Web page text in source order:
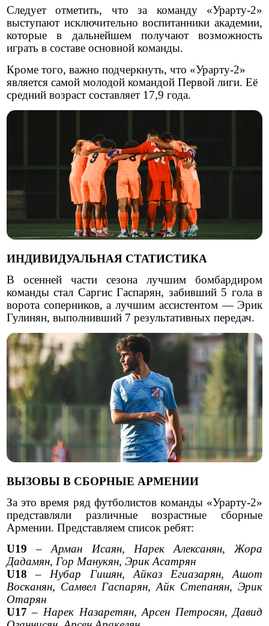
Следует отметить, что за команду «Урарту-2»
выступают исключительно воспитанники академии,
которые в дальнейшем получают возможность
играть в составе основной команды.
Кроме того, важно подчеркнуть, что «Урарту-2»
является самой молодой командой Первой лиги. Её
средний возраст составляет 17,9 года.
ИНДИВИДУАЛЬНАЯ СТАТИСТИКА
В осенней части сезона лучшим бомбардиром
команды стал Саргис Гаспарян, забивший 5 гола в
ворота соперников, а лучшим ассистентом — Эрик
Гулинян, выполнивший 7 результативных передач.
ВЫЗОВЫ В СБОРНЫЕ АРМЕНИИ
За это время ряд футболистов команды «Урарту-2»
представляли различные возрастные сборные
Армении. Представляем список ребят:
U19–Арман Исаян, Нарек Алексанян, Жора
Дадамян, Гор Манукян, Эрик Асатрян
U18 –Нубар Гишян, Айказ Егиазарян, Ашот
Восканян, Самвел Гаспарян, Айк Степанян, Эрик
Отарян
U17 – Нарек Назаретян, Арсен Петросян, Давид